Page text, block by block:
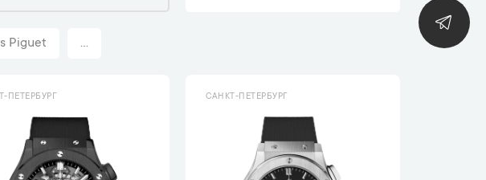
Piguet ...
ПЕТЕРБУРГ САНКТ-ПЕТЕРБУРГ